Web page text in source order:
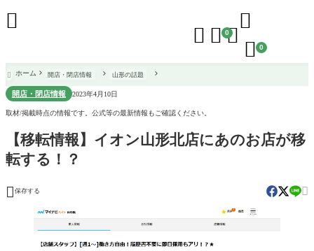
  0

 0

 ホーム 開店・閉店情報 山形の話題
開店・閉店情報 2023年4月10日
取材/掲載時点の情報です。公式等の最新情報もご確認ください。
【移転情報】イオン山形北店にあのお店が移
転する！？
 保存する 